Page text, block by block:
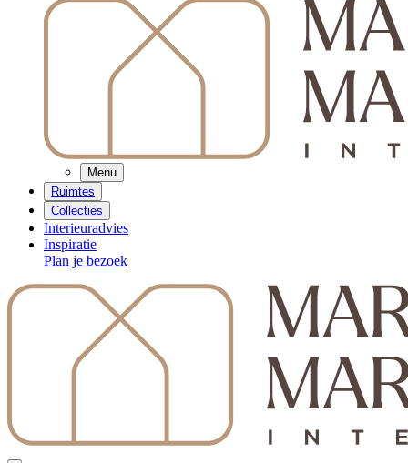
Menu
Ruimtes
Collecties
Interieuradvies
Inspiratie
Plan je bezoek